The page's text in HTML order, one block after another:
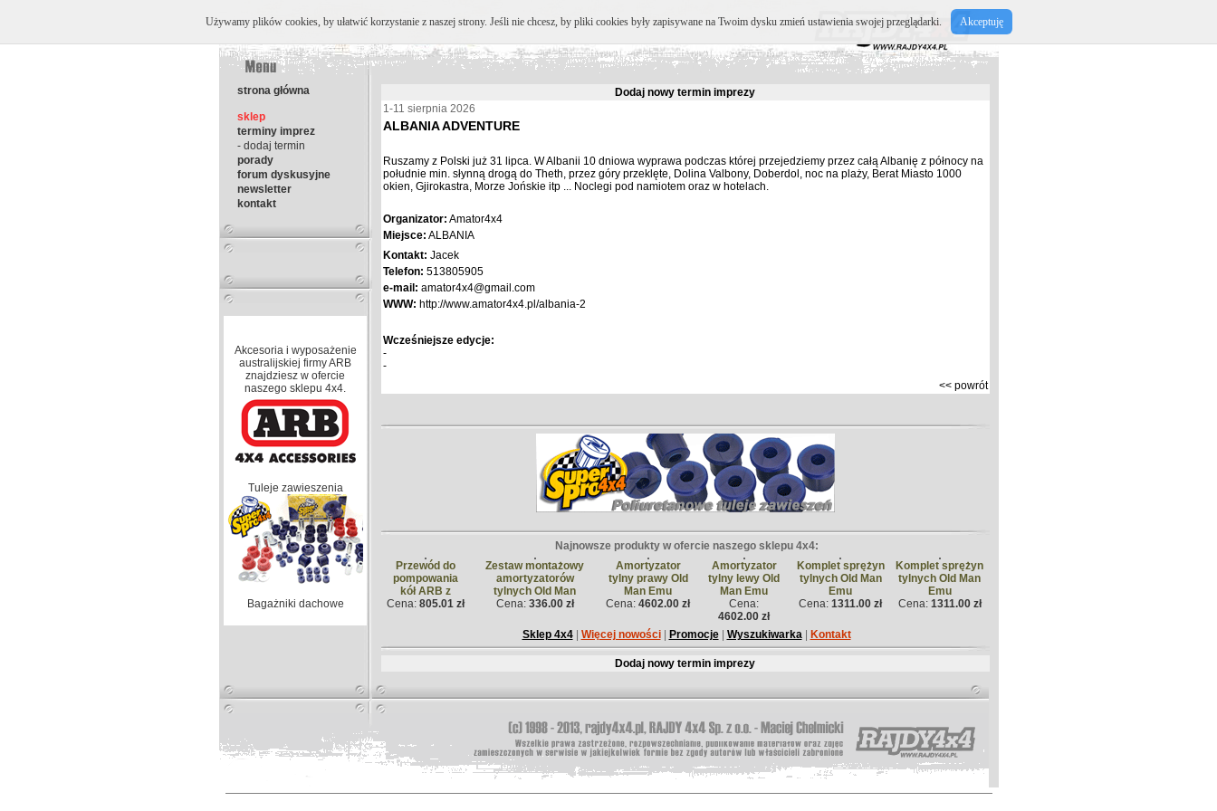
strona główna
sklep
terminy imprez
- dodaj termin
porady
forum dyskusyjne
newsletter
kontakt
Akcesoria i wyposażenie
australijskiej firmy ARB
znajdziesz w ofercie
naszego sklepu 4x4.
Tuleje zawieszenia
Bagażniki dachowe
Dodaj nowy termin imprezy
1-11 sierpnia 2026
ALBANIA ADVENTURE
Ruszamy z Polski już 31 lipca. W Albanii 10 dniowa wyprawa podczas której przejedziemy przez całą Albanię z północy na
południe min. słynną drogą do Theth, przez góry przeklęte, Dolina Valbony, Doberdol, noc na plaży, Berat Miasto 1000
okien, Gjirokastra, Morze Jońskie itp ... Noclegi pod namiotem oraz w hotelach.
Organizator: Amator4x4
Miejsce: ALBANIA
Kontakt: Jacek
Telefon: 513805905
e-mail: amator4x4@gmail.com
WWW: http://www.amator4x4.pl/albania-2
Wcześniejsze edycje:
-
-
<< powrót
Najnowsze produkty w ofercie naszego sklepu 4x4:
Przewód do
pompowania
kół ARB z
Cena: 805.01 zł
Zestaw montażowy
amortyzatorów
tylnych Old Man
Cena: 336.00 zł
Amortyzator
tylny prawy Old
Man Emu
Cena: 4602.00 zł
Amortyzator
tylny lewy Old
Man Emu
Cena:
4602.00 zł
Komplet sprężyn
tylnych Old Man
Emu
Cena: 1311.00 zł
Komplet sprężyn
tylnych Old Man
Emu
Cena: 1311.00 zł
Sklep 4x4| Więcej nowości| Promocje| Wyszukiwarka| Kontakt
Dodaj nowy termin imprezy
Używamy plików cookies, by ułatwić korzystanie z naszej strony. Jeśli nie chcesz, by pliki cookies były zapisywane na Twoim dysku zmień ustawienia swojej przeglądarki. Akceptuję